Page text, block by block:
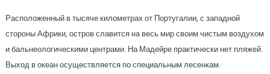
Расположенный в тысяче километрах от Португалии, с западной
стороны Африки, остров славится на весь мир своим чистым воздухом
и бальнеологическими центрами. На Мадейре практически нет пляжей.
Выход в океан осуществляется по специальным лесенкам.